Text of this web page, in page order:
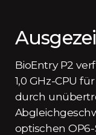
BioEntry P2
1,0 GHz-CPU
durch
optischen